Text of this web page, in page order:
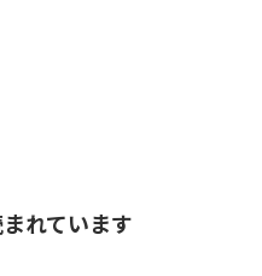
れています